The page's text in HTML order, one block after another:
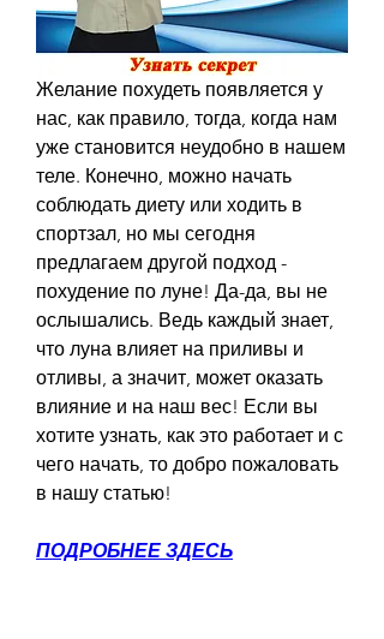
Желание похудеть появляется у
нас, как правило, тогда, когда нам
уже становится неудобно в нашем
теле. Конечно, можно начать
соблюдать диету или ходить в
спортзал, но мы сегодня
предлагаем другой подход -
похудение по луне! Да-да, вы не
ослышались. Ведь каждый знает,
что луна влияет на приливы и
отливы, а значит, может оказать
влияние и на наш вес! Если вы
хотите узнать, как это работает и с
чего начать, то добро пожаловать
в нашу статью!
ПОДРОБНЕЕ ЗДЕСЬ